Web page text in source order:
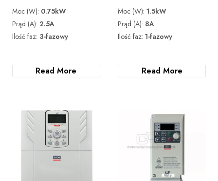
Moc (W): 0.75kW
Prąd (A): 2.5A
Ilość faz: 3-fazowy
Read More
Moc (W):1.5kW
Prąd (A): 8A
Ilość faz:1-fazowy
Read More